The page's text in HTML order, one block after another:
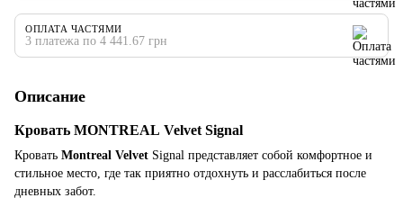
ОПЛАТА ЧАСТЯМИ
3 платежа по 4 441.67 грн
Описание
Кровать MONTREAL Velvet Signal
Кровать Montreal Velvet Signal представляет собой комфортное и
стильное место, где так приятно отдохнуть и расслабиться после
дневных забот.